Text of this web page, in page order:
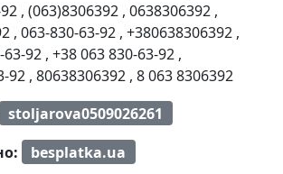
, (063)8306392 , 0638306392 ,
, 063-830-63-92 , +380638306392 ,
63-92 , +38 063 830-63-92 ,
92 , 80638306392 , 8 063 8306392
stoljarova0509026261
besplatka.ua